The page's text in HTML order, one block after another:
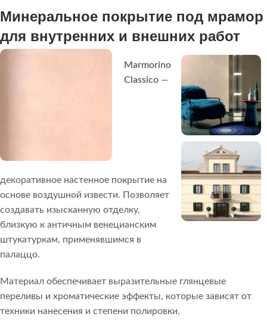
Минеральное покрытие под мрамор
для внутренних и внешних работ
Marmorino
Classico —
декоративное настенное покрытие на
основе воздушной извести. Позволяет
создавать изысканную отделку,
близкую к античным венецианским
штукатуркам, применявшимся в
палаццо.
Материал обеспечивает выразительные глянцевые
переливы и хроматические эффекты, которые зависят от
техники нанесения и степени полировки.